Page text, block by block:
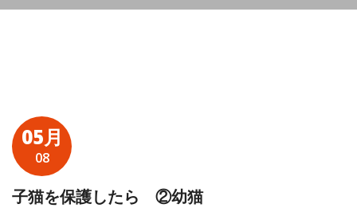
05月
08
子猫を保護したら ②幼猫